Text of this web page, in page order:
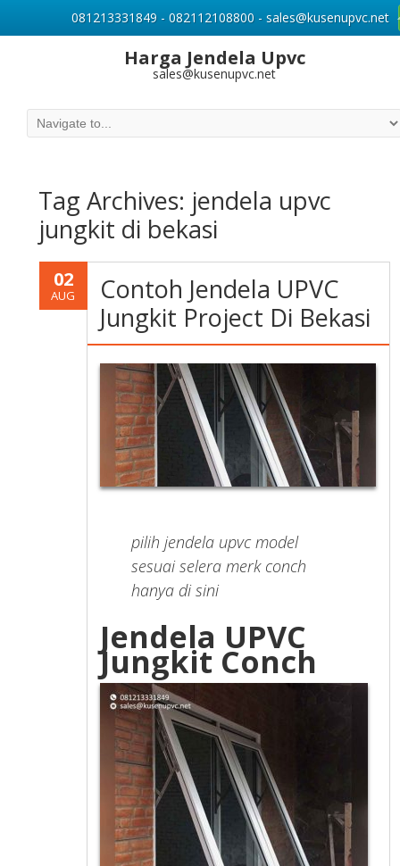
Harga Jendela Upvc
sales@kusenupvc.net
Tag Archives: jendela upvc
jungkit di bekasi
02
AUG
Contoh Jendela UPVC
Jungkit Project Di Bekasi
pilih jendela upvc model
sesuai selera merk conch
hanya di sini
Jendela UPVC
Jungkit Conch
081213331849 - 082112108800 - sales@kusenupvc.net